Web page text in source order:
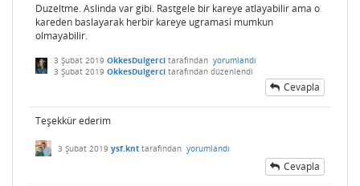
Duzeltme. Aslinda var gibi. Rastgele bir kareye atlayabilir ama o
kareden baslayarak herbir kareye ugramasi mumkun
olmayabilir.
3 Şubat 2019 OkkesDulgerci tarafından yorumlandı
3 Şubat 2019 OkkesDulgerci tarafından düzenlendi
Cevapla
Teşekkür ederim
3 Şubat 2019 ysf.knt tarafından yorumlandı
Cevapla